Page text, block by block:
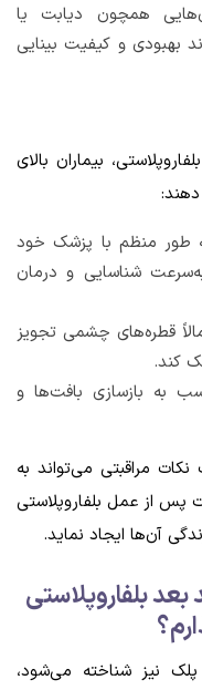
همچون دیابت یا
بهبودی و کیفیت بینایی
بیماران بالای
طور منظم با پزشک خود
شناسایی و درمان
قطره‌های چشمی تجویز
کند.
به بازسازی بافت‌ها و
مراقبتی می‌تواند به
مشکلات پس از عمل بلفاروپلاستی
آن‌ها ایجاد نماید.
بعد بلفاروپلاستی
پلک نیز شناخته می‌شود،